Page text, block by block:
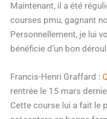
Maintenant, il a été
courses pmu, gagnant
Personnellement, je lui
bénéficie d’un bon
Francis-Henri Graffard :
rentrée le 15 mars
Cette course lui a fait le